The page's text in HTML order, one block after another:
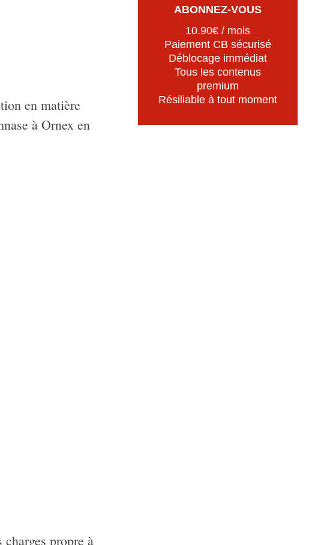
en matière
à Ornex en
propre à
ABONNEZ-VOUS
10.90€ / mois
Paiement CB sécurisé
Déblocage immédiat
Tous les contenus
premium
Résiliable à tout moment